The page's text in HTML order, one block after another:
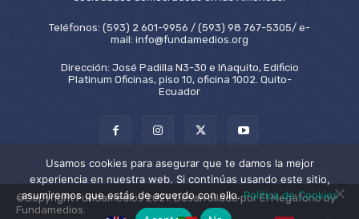
Teléfonos: (593) 2 601-9956 / (593) 98 767-5305/ e-
mail: info@fundamedios.org
Dirección: José Padilla N3-30 e Iñaquito, Edificio
Platinum Oficinas, piso 10, oficina 1002. Quito-
Ecuador
©Copyright Fundamedios 2021. Desarrollado por El Megáfono by
Fundamedios.
Usamos cookies para asegurar que te damos la mejor
experiencia en nuestra web. Si continúas usando este sitio,
asumiremos que estás de acuerdo con ello.Política de Cookies